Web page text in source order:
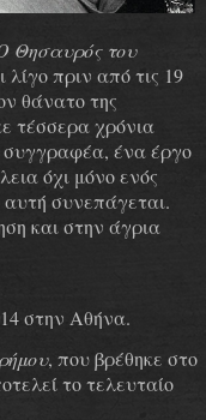
Θησαυρός του
λίγο πριν από τις 19
θάνατο της
τέσσερα χρόνια
συγγραφέα, ένα έργο
όχι μόνο ενός
συνεπάγεται.
και στην άγρια
στην Αθήνα.
, που βρέθηκε στο
το τελευταίο